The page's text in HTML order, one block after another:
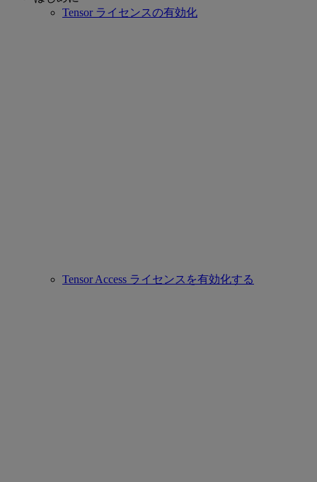
Tensor ライセンスの有効化
Tensor Access ライセンスを有効化する